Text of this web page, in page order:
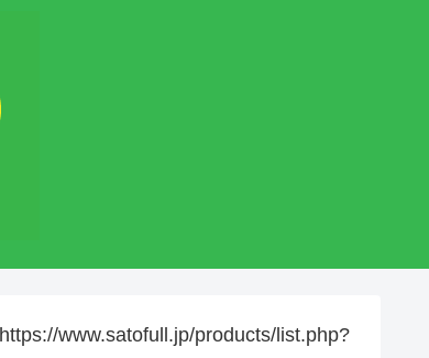
https://www.satofull.jp/products/list.php?